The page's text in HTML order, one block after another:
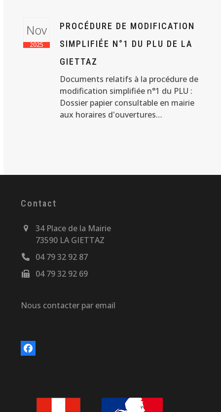
Nov
2025
PROCÉDURE DE MODIFICATION
SIMPLIFIÉE N°1 DU PLU DE LA
GIETTAZ
Documents relatifs à la procédure de
modification simplifiée n°1 du PLU :
Dossier papier consultable en mairie
aux horaires d'ouvertures…
Contact
34 Place de la Mairie
73590 LA GIETTAZ
04 79 32 92 87
04 79 32 92 69
Nous contacter par email
Facebook